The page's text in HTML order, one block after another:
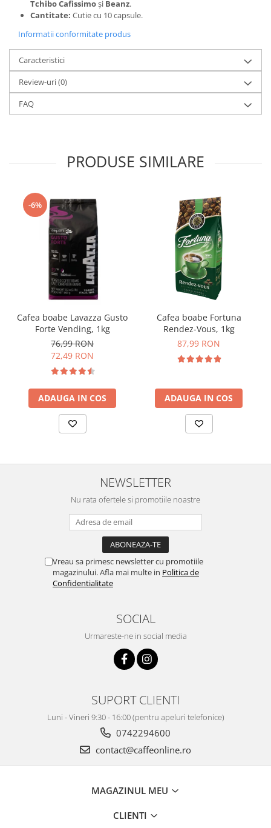
Tchibo Cafissimoși Beanz.
Cantitate: Cutie cu 10 capsule.
Informatii conformitate produs
Caracteristici
Review-uri(0)
FAQ
PRODUSE SIMILARE
-6%
Cafea boabe Lavazza Gusto
Forte Vending, 1kg
76,99 RON
72,49 RON
ADAUGA IN COS
Cafea boabe Fortuna
Rendez-Vous, 1kg
87,99 RON
ADAUGA IN COS
NEWSLETTER
Nu rata ofertele si promotiile noastre
Vreau sa primesc newsletter cu promotiile
magazinului. Afla mai multe in Politica de
Confidentialitate
SOCIAL
Urmareste-ne in social media
SUPORT CLIENTI
Luni - Vineri 9:30 - 16:00 (pentru apeluri telefonice)
0742294600
contact@caffeonline.ro
MAGAZINUL MEU
CLIENTI